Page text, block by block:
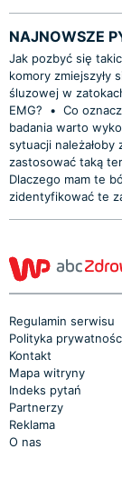
NAJNOWSZE
Jak pozbyć się
komory zmiejszyły
śluzowej w
EMG?
• Co
badania warto
sytuacji
zastosować taką
Dlaczego mam te
zidentyfikować te
Regulamin serwisu
Polityka
Kontakt
Mapa witryny
Indeks pytań
Partnerzy
Reklama
O nas